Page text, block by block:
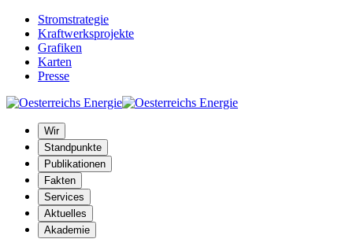
Stromstrategie
Kraftwerksprojekte
Grafiken
Karten
Presse
Wir
Standpunkte
Publikationen
Fakten
Services
Aktuelles
Akademie